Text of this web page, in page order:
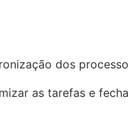
dos
as tarefas e